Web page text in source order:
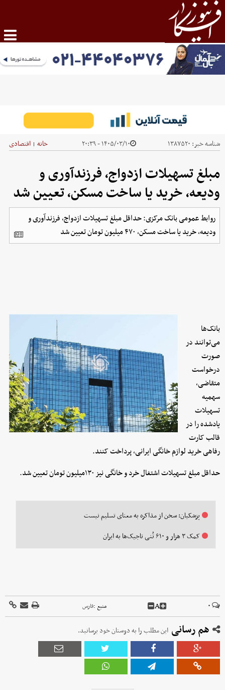
شناسه خبر: ۱۳۸۷۵۲۰ ۱۴۰۵/۰۳/۱۰ - ۲۰:۳۹ خانه | اقتصادی
مبلغ تسهیلات ازدواج، فرزندآوری و
ودیعه، خرید یا ساخت مسکن، تعیین شد
روابط عمومی بانک مرکزی: حداقل مبلغ تسهیلات ازدواج، فرزندآوری و
ودیعه، خرید یا ساخت مسکن، ۴۷۰ میلیون تومان تعیین شد
بانک‌ها
می‌توانند در
صورت
درخواست
متقاضی،
سهمیه
تسهیلات
یادشده را در
قالب کارت
رفاهی خرید لوازم خانگی ایرانی، پرداخت کنند.
حداقل مبلغ تسهیلات اشتغال خرد و خانگی نیز ۱۳۰میلیون تومان تعیین شد.
پزشکیان: سخن از مذاکره به معنای تسلیم نیست
کمک ۳ هزار و ۶۱۰ تُنی تاجیک‌ها به ایران
۰ A منبع :فارس
هم رسانی این مطلب را به دوستان خود برسانید.